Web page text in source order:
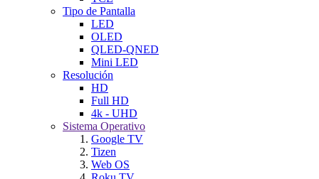
Tipo de Pantalla
LED
OLED
QLED-QNED
Mini LED
Resolución
HD
Full HD
4k - UHD
Sistema Operativo
Google TV
Tizen
Web OS